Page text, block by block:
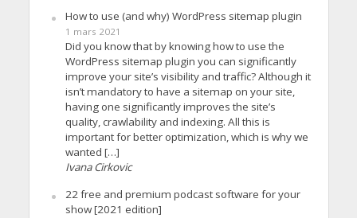
How to use (and why) WordPress sitemap plugin
1 mars 2021
Did you know that by knowing how to use the
WordPress sitemap plugin you can significantly
improve your site’s visibility and traffic? Although it
isn’t mandatory to have a sitemap on your site,
having one significantly improves the site’s
quality, crawlability and indexing. All this is
important for better optimization, which is why we
wanted […]
Ivana Cirkovic
22 free and premium podcast software for your
show [2021 edition]